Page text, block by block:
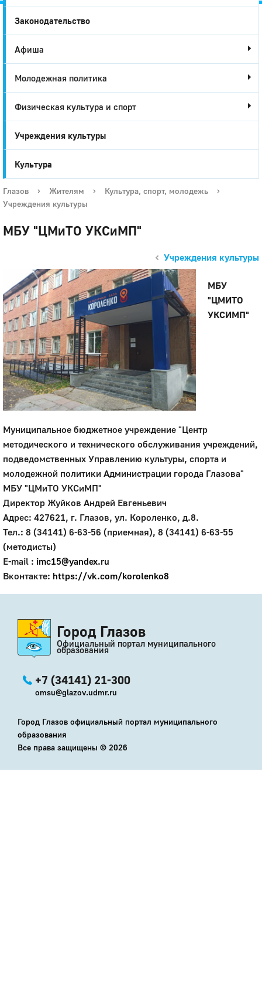
Город
Глазов
Законодательство
Афиша
Молодежная политика
Физическая культура и спорт
Учреждения культуры
Культура
Глазов › Жителям › Культура, спорт, молодежь
›
Учреждения культуры
МБУ "ЦМиТО УКСиМП"
Учреждения культуры
МБУ
"ЦМИТО
УКСИМП"
Муниципальное бюджетное учреждение "Центр
методического и технического обслуживания учреждений,
подведомственных Управлению культуры, спорта и
молодежной политики Администрации города Глазова"
МБУ "ЦМиТО УКСиМП"
Директор Жуйков Андрей Евгеньевич
Адрес: 427621, г. Глазов, ул. Короленко, д.8.
Тел.: 8 (34141) 6-63-56 (приемная), 8 (34141) 6-63-55
(методисты)
E-mail : imc15@yandex.ru
Вконтакте: https://vk.com/korolenko8
Город Глазов
Официальный портал муниципального
образования
+7 (34141) 21-300
omsu@glazov.udmr.ru
Город Глазов официальный портал муниципального
образования
Все права защищены © 2026